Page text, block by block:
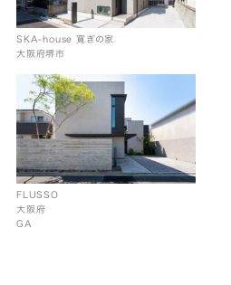
SKA-house 寛ぎの家
大阪府堺市
FLUSSO
大阪府
GA